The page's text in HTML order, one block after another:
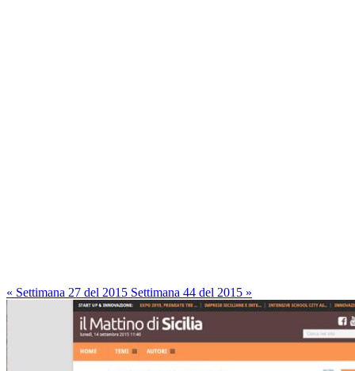
« Settimana 27 del 2015 Settimana 44 del 2015 »